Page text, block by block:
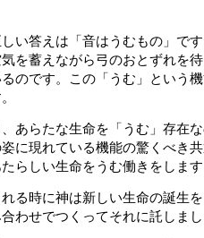
い答えは「音はうむもの」で
を蓄えながら弓のおとずれを
のです。この「うむ」という
あらたな生命を「うむ」存在
に現れている機能の驚くべき
らしい生命をうむ働きをしま
る時に神は新しい生命の誕生を
わせでつくってそれに託しま